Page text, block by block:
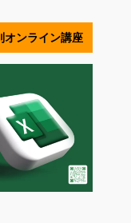
ンライン講座